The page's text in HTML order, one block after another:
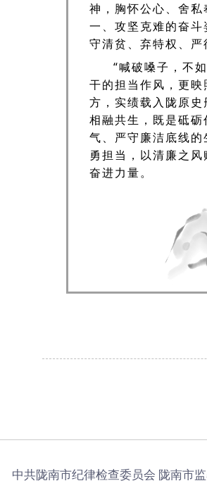
神，胸怀公心、舍
一、攻坚克难的奋
守清贫、弃特权、
“喊破嗓子，不
干的担当作风，更
方，实绩载入陇原
相融共生，既是砥
气、严守廉洁底线
勇担当，以清廉之
奋进力量。
中共陇南市纪律检查委员会 陇南市